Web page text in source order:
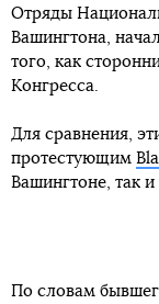
Отряды
Вашингтона,
того, как
Конгресса.
Для сравнения,
протестующим
Вашингтоне, так
По словам